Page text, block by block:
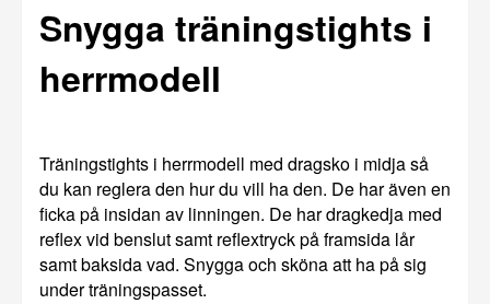
Snygga träningstights i
herrmodell
Träningstights i herrmodell med dragsko i midja så
du kan reglera den hur du vill ha den. De har även en
ficka på insidan av linningen. De har dragkedja med
reflex vid benslut samt reflextryck på framsida lår
samt baksida vad. Snygga och sköna att ha på sig
under träningspasset.